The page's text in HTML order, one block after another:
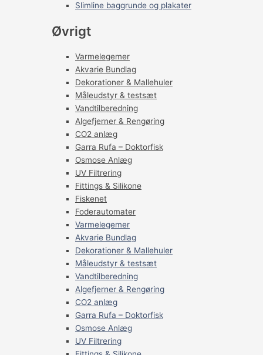
Slimline baggrunde og plakater
Øvrigt
Varmelegemer
Akvarie Bundlag
Dekorationer & Mallehuler
Måleudstyr & testsæt
Vandtilberedning
Algefjerner & Rengøring
CO2 anlæg
Garra Rufa – Doktorfisk
Osmose Anlæg
UV Filtrering
Fittings & Silikone
Fiskenet
Foderautomater
Varmelegemer
Akvarie Bundlag
Dekorationer & Mallehuler
Måleudstyr & testsæt
Vandtilberedning
Algefjerner & Rengøring
CO2 anlæg
Garra Rufa – Doktorfisk
Osmose Anlæg
UV Filtrering